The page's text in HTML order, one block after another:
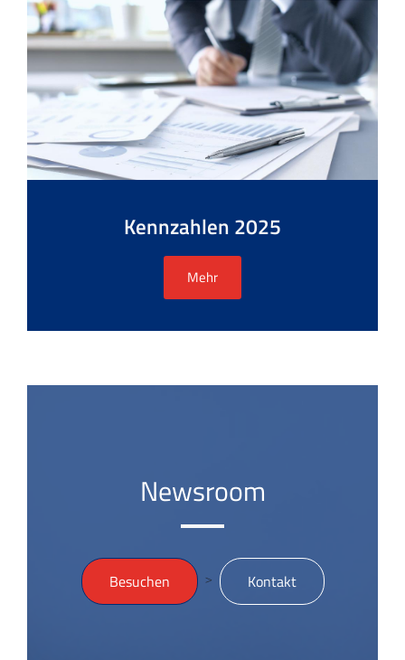
Kennzahlen 2025
Mehr
Newsroom
Besuchen > Kontakt